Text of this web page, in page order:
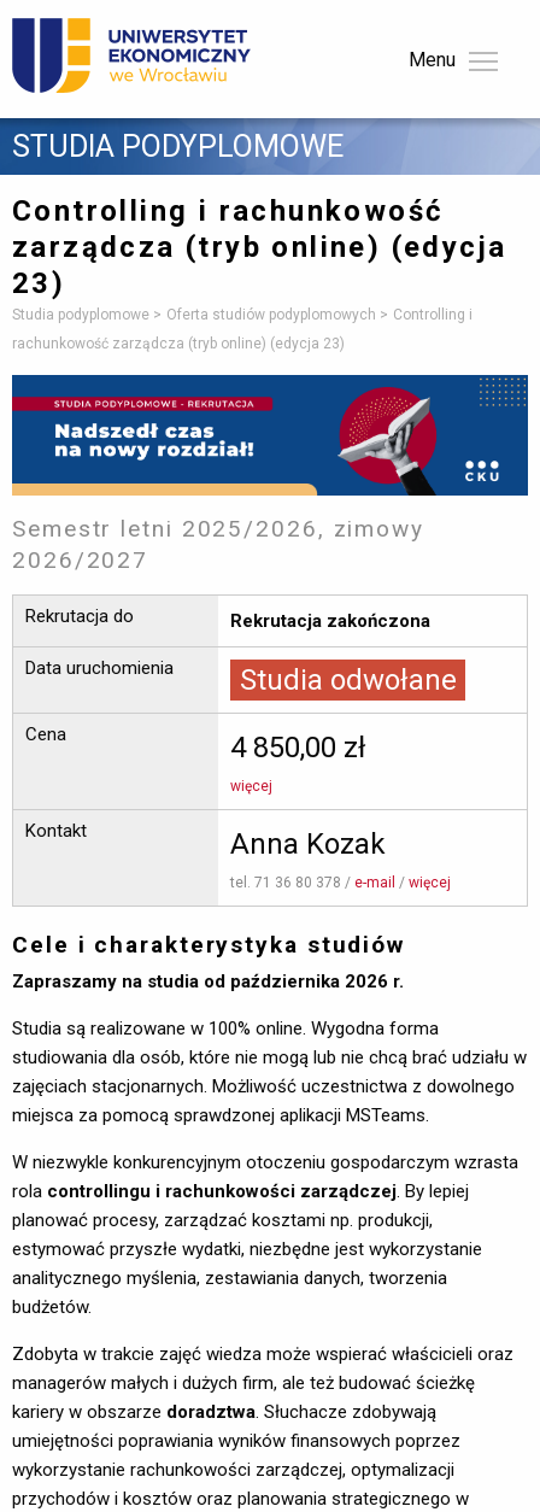
Menu
STUDIA PODYPLOMOWE
Controlling i rachunkowość
zarządcza (tryb online) (edycja
23)
Studia podyplomowe Oferta studiów podyplomowych
Controlling i
rachunkowość zarządcza (tryb online) (edycja 23)
Semestr letni 2025/2026, zimowy
2026/2027
Rekrutacja do Rekrutacja zakończona
Data uruchomienia Studia odwołane
Cena 4 850,00 zł
więcej
Kontakt Anna Kozak
tel. 71 36 80 378 / e-mail / więcej
Cele i charakterystyka studiów
Zapraszamy na studia od października 2026 r.
Studia są realizowane w 100% online. Wygodna forma
studiowania dla osób, które nie mogą lub nie chcą brać udziału w
zajęciach stacjonarnych. Możliwość uczestnictwa z dowolnego
miejsca za pomocą sprawdzonej aplikacji MSTeams.
W niezwykle konkurencyjnym otoczeniu gospodarczym wzrasta
rola controllingu i rachunkowości zarządczej. By lepiej
planować procesy, zarządzać kosztami np. produkcji,
estymować przyszłe wydatki, niezbędne jest wykorzystanie
analitycznego myślenia, zestawiania danych, tworzenia
budżetów.
Zdobyta w trakcie zajęć wiedza może wspierać właścicieli oraz
managerów małych i dużych firm, ale też budować ścieżkę
kariery w obszarze doradztwa. Słuchacze zdobywają
umiejętności poprawiania wyników finansowych poprzez
wykorzystanie rachunkowości zarządczej, optymalizacji
przychodów i kosztów oraz planowania strategicznego w